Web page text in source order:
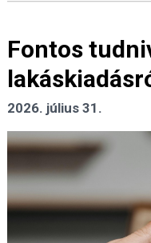
Fontos
2026. július 31.